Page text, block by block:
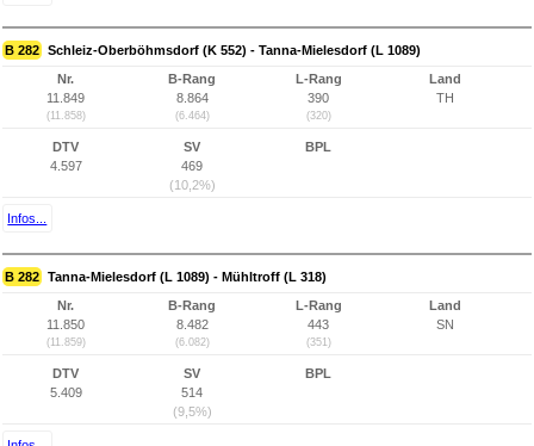
B 282 Schleiz-Oberböhmsdorf (K 552) - Tanna-Mielesdorf (L 1089)
Nr.
11.849
(11.858)
B-Rang
8.864
(6.464)
L-Rang
390
(320)
Land
TH
DTV
4.597
SV
469
(10,2%)
BPL
Infos...
B 282 Tanna-Mielesdorf (L 1089) - Mühltroff (L 318)
Nr.
11.850
(11.859)
B-Rang
8.482
(6.082)
L-Rang
443
(351)
Land
SN
DTV
5.409
SV
514
(9,5%)
BPL